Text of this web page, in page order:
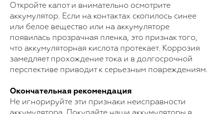
Откройте капот и внимательно осмотрите
аккумулятор. Если на контактах скопилось синее
или белое вещество или на аккумуляторе
появилась прозрачная пленка, это признак того,
что аккумуляторная кислота протекает. Коррозия
замедляет прохождение тока и в долгосрочной
перспективе приводит к серьезным повреждениям.
Окончательная рекомендация
Не игнорируйте эти признаки неисправности
Оставьте свои данные, и мы с вами
Для покупки!